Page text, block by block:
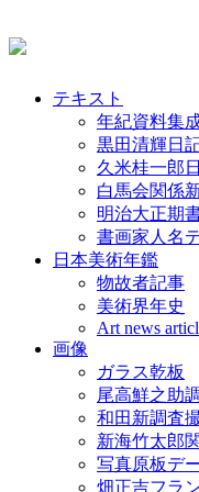
テキスト
年紀資料集
黒田清輝日
久米桂一郎
白馬会関係
明治大正期
書画家人名
日本美術年鑑
物故者記事
美術界年史
Art news
画像
ガラス乾板
尾高鮮之助
和田新調査
新海竹太郎
写真原板デ
畑正吉フラ